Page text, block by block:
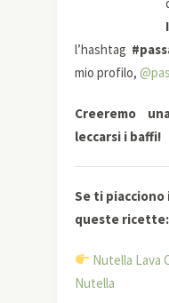
l’hashtag
mio profilo,
Creeremo
leccarsi i baffi!
Se ti
queste ricette:
Nutella Lava
Nutella